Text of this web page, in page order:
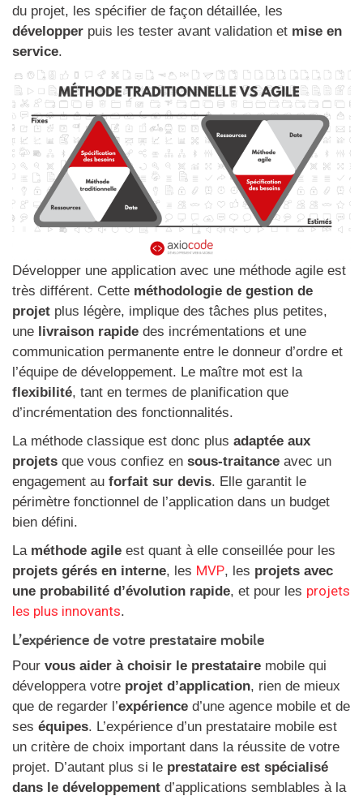
du projet, les spécifier de façon détaillée, les
développer puis les tester avant validation et mise en
service.
Développer une application avec une méthode agile est
très différent. Cette méthodologie de gestion de
projet plus légère, implique des tâches plus petites,
une livraison rapide des incrémentations et une
communication permanente entre le donneur d’ordre et
l’équipe de développement. Le maître mot est la
flexibilité, tant en termes de planification que
d’incrémentation des fonctionnalités.
La méthode classique est donc plus adaptée aux
projets que vous confiez en sous-traitance avec un
engagement au forfait sur devis. Elle garantit le
périmètre fonctionnel de l’application dans un budget
bien défini.
La méthode agile est quant à elle conseillée pour les
projets gérés en interne, les MVP, les projets avec
une probabilité d’évolution rapide, et pour les projets
les plus innovants.
L’expérience de votre prestataire mobile
Pour vous aider à choisir le prestataire mobile qui
développera votre projet d’application, rien de mieux
que de regarder l’expérience d’une agence mobile et de
ses équipes. L’expérience d’un prestataire mobile est
un critère de choix important dans la réussite de votre
projet. D’autant plus si le prestataire est spécialisé
dans le développement d’applications semblables à la